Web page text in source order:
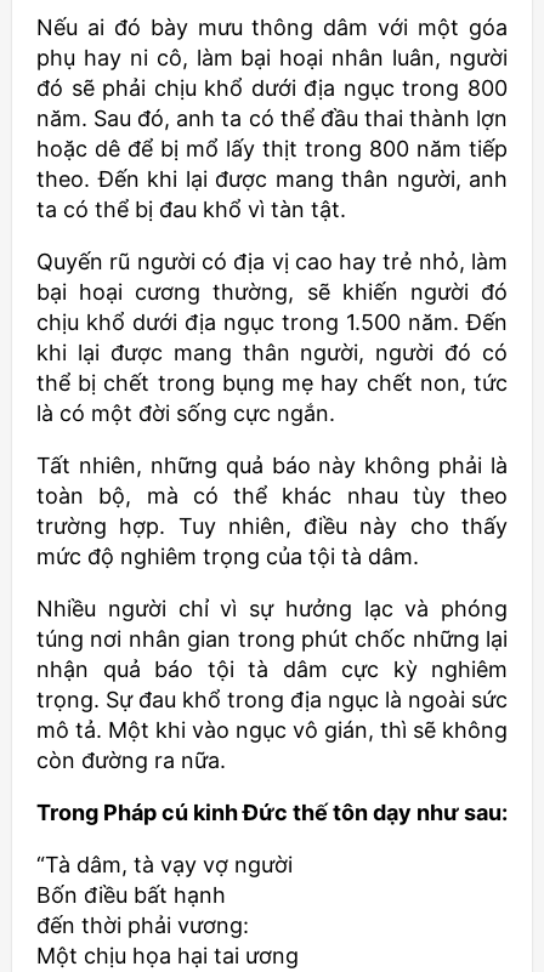
Nếu ai đó bày mưu thông dâm với một góa
phụ hay ni cô, làm bại hoại nhân luân, người
đó sẽ phải chịu khổ dưới địa ngục trong 800
năm. Sau đó, anh ta có thể đầu thai thành lợn
hoặc dê để bị mổ lấy thịt trong 800 năm tiếp
theo. Đến khi lại được mang thân người, anh
ta có thể bị đau khổ vì tàn tật.
Quyến rũ người có địa vị cao hay trẻ nhỏ, làm
bại hoại cương thường, sẽ khiến người đó
chịu khổ dưới địa ngục trong 1.500 năm. Đến
khi lại được mang thân người, người đó có
thể bị chết trong bụng mẹ hay chết non, tức
là có một đời sống cực ngắn.
Tất nhiên, những quả báo này không phải là
toàn bộ, mà có thể khác nhau tùy theo
trường hợp. Tuy nhiên, điều này cho thấy
mức độ nghiêm trọng của tội tà dâm.
Nhiều người chỉ vì sự hưởng lạc và phóng
túng nơi nhân gian trong phút chốc những lại
nhận quả báo tội tà dâm cực kỳ nghiêm
trọng. Sự đau khổ trong địa ngục là ngoài sức
mô tả. Một khi vào ngục vô gián, thì sẽ không
còn đường ra nữa.
Trong Pháp cú kinh Đức thế tôn dạy như sau:
“Tà dâm, tà vạy vợ người
Bốn điều bất hạnh
đến thời phải vương:
Một chịu họa hại tai ương